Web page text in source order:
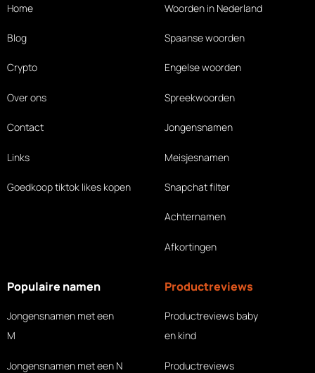
Home
Blog
Crypto
Over ons
Contact
Links
Goedkoop tiktok likes kopen
Woorden in Nederland
Spaanse woorden
Engelse woorden
Spreekwoorden
Jongensnamen
Meisjesnamen
Snapchat filter
Achternamen
Afkortingen
Populaire namen
Jongensnamen met een
M
Jongensnamen met een N
Productreviews
Productreviews baby
en kind
Productreviews